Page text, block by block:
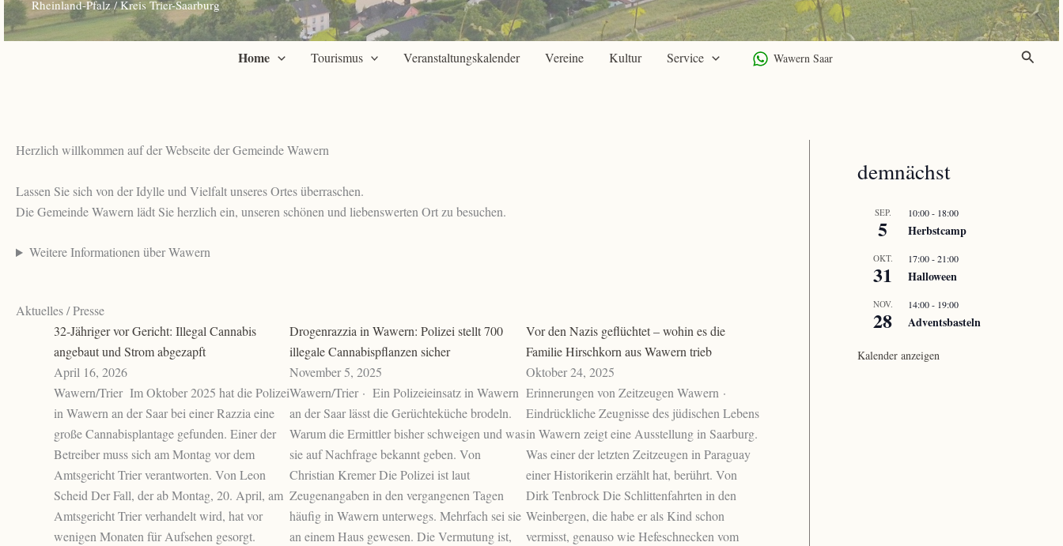
Rheinland-Pfalz / Kreis Trier-Saarburg
Home Tourismus Veranstaltungskalender Vereine Kultur Service Wawern Saar Suchen
Herzlich willkommen auf der Webseite der Gemeinde Wawern
Lassen Sie sich von der Idylle und Vielfalt unseres Ortes überraschen.
Die Gemeinde Wawern lädt Sie herzlich ein, unseren schönen und liebenswerten Ort zu besuchen.
Weitere Informationen über Wawern
Aktuelles / Presse
32-Jähriger vor Gericht: Illegal Cannabis
angebaut und Strom abgezapft
April 16, 2026
Wawern/Trier Im Oktober 2025 hat die Polizei
in Wawern an der Saar bei einer Razzia eine
große Cannabisplantage gefunden. Einer der
Betreiber muss sich am Montag vor dem
Amtsgericht Trier verantworten. Von Leon
Scheid Der Fall, der ab Montag, 20. April, am
Amtsgericht Trier verhandelt wird, hat vor
wenigen Monaten für Aufsehen gesorgt.
Drogenrazzia in Wawern: Polizei stellt 700
illegale Cannabispflanzen sicher
November 5, 2025
Wawern/Trier · Ein Polizeieinsatz in Wawern
an der Saar lässt die Gerüchteküche brodeln.
Warum die Ermittler bisher schweigen und was
sie auf Nachfrage bekannt geben. Von
Christian Kremer Die Polizei ist laut
Zeugenangaben in den vergangenen Tagen
häufig in Wawern unterwegs. Mehrfach sei sie
an einem Haus gewesen. Die Vermutung ist,
Vor den Nazis geflüchtet – wohin es die
Familie Hirschkorn aus Wawern trieb
Oktober 24, 2025
Erinnerungen von Zeitzeugen Wawern ·
Eindrückliche Zeugnisse des jüdischen Lebens
in Wawern zeigt eine Ausstellung in Saarburg.
Was einer der letzten Zeitzeugen in Paraguay
einer Historikerin erzählt hat, berührt. Von
Dirk Tenbrock Die Schlittenfahrten in den
Weinbergen, die habe er als Kind schon
vermisst, genauso wie Hefeschnecken vom
demnächst
SEP.
5
10:00- 18:00
Herbstcamp
OKT.
31
17:00-21:00
Halloween
NOV.
28
14:00- 19:00
Adventsbasteln
Kalender anzeigen